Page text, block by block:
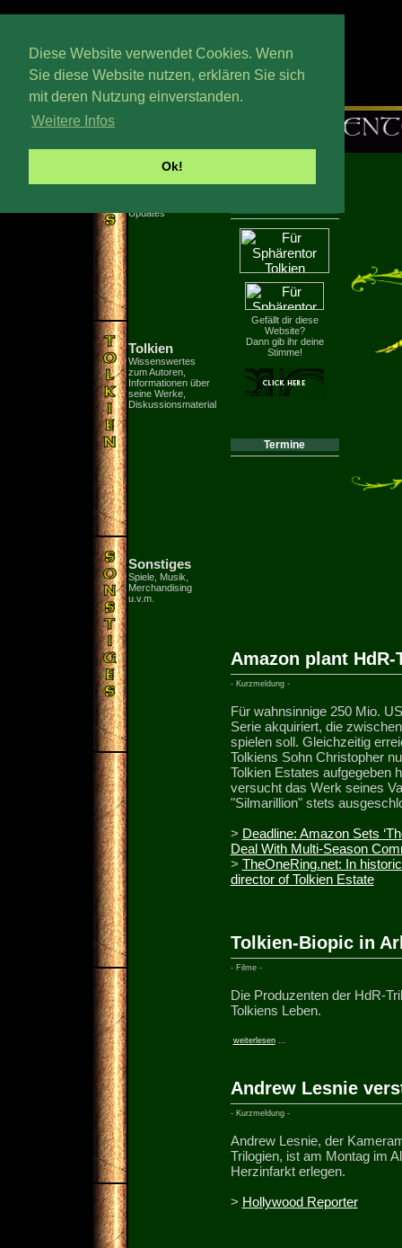
Diese Website verwendet Cookies. Wenn
Sie diese Website nutzen, erklären Sie sich
mit deren Nutzung einverstanden.
Weitere Infos
Ok!
Hevenstag, 16. Wedmath 2026
Updates
Tolkien
Wissenswertes
zum Autoren,
Informationen über
seine Werke,
Diskussionsmaterial
Sonstiges
Spiele, Musik,
Merchandising
u.v.m.
Gefällt dir diese
Website?
Dann gib ihr deine
Stimme!
Termine
Amazon plant HdR-
- Kurzmeldung -
Für wahnsinnige 250 Mio.
Serie akquiriert, die
spielen soll. Gleichzeitig
Tolkiens Sohn Christopher
Tolkien Estates aufgegeben
versucht das Werk seines
"Silmarillion" stets
> Deadline: Amazon Sets
Deal With Multi-Season
> TheOneRing.net: In
director of Tolkien Estate
Tolkien-Biopic in
- Filme -
Die Produzenten der HdR-
Tolkiens Leben.
weiterlesen...
Andrew Lesnie
- Kurzmeldung -
Andrew Lesnie, der
Trilogien, ist am Montag im
Herzinfarkt erlegen.
> Hollywood Reporter